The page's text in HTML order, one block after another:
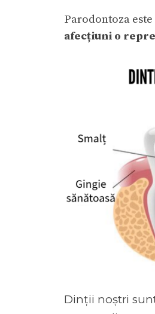
Parodontoza
afecțiuni o
Dinții noștri